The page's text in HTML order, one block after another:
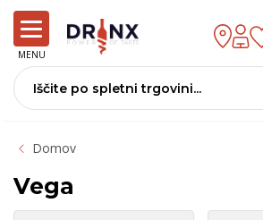
MENU
Domov
Vega